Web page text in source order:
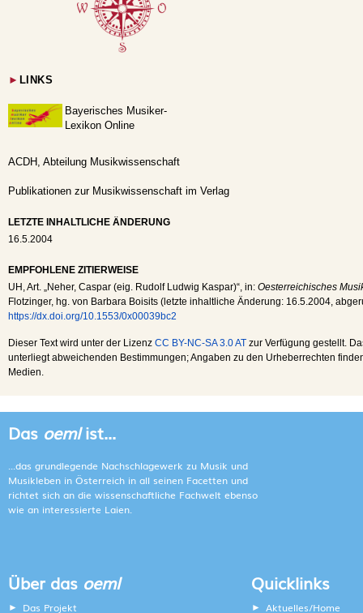
► LINKS
Bayerisches Musiker-
Lexikon Online
ACDH, Abteilung Musikwissenschaft
Publikationen zur Musikwissenschaft im Verlag
LETZTE INHALTLICHE ÄNDERUNG
16.5.2004
EMPFOHLENE ZITIERWEISE
UH , Art. „Neher, Caspar (eig. Rudolf Ludwig Kaspar)“, in: Oesterreichisches
Flotzinger, hg. von Barbara Boisits (letzte inhaltliche Änderung: 16.5.2004 ,
https://dx.doi.org/10.1553/0x00039bc2
Dieser Text wird unter der Lizenz CC BY-NC-SA 3.0 AT zur Verfügung gestellt.
unterliegt abweichenden Bestimmungen; Angaben zu den Urheberrechten
Medien.
Das oemlist...
...das grundlegende Nachschlagewerk zu Musik und
Musikleben in Österreich in all seinen Facetten und
richtet sich an die wissenschaftliche Fachwelt ebenso
wie an interessierte Laien.
Über das oeml
Das Projekt
Quicklinks
Aktuelles/Home